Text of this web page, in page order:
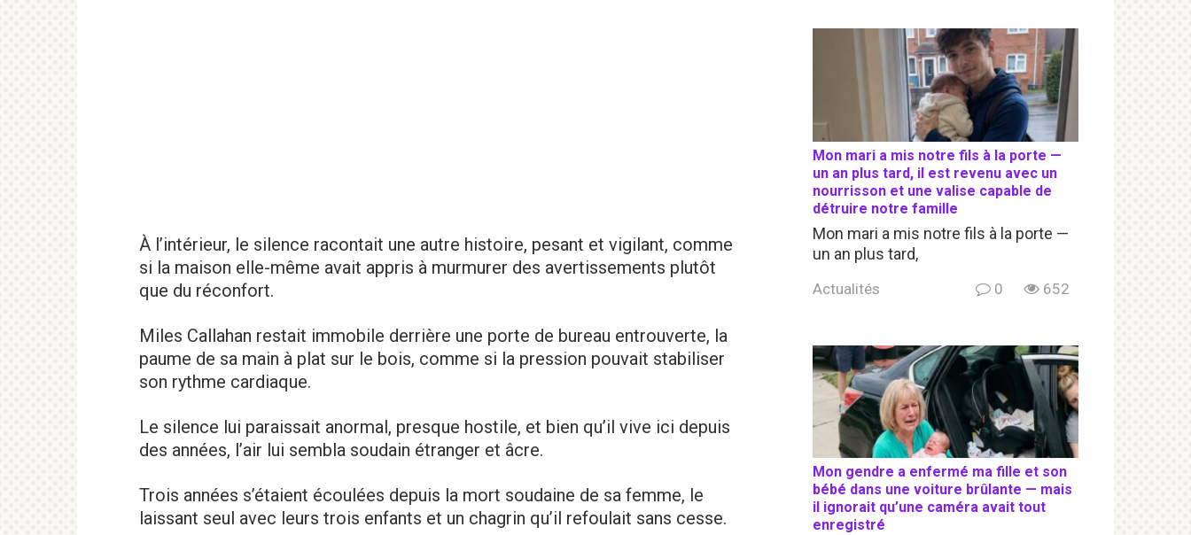
À l’intérieur, le silence racontait une autre histoire, pesant et vigilant, comme
si la maison elle-même avait appris à murmurer des avertissements plutôt
que du réconfort.
Miles Callahan restait immobile derrière une porte de bureau entrouverte, la
paume de sa main à plat sur le bois, comme si la pression pouvait stabiliser
son rythme cardiaque.
Le silence lui paraissait anormal, presque hostile, et bien qu’il vive ici depuis
des années, l’air lui sembla soudain étranger et âcre.
Trois années s’étaient écoulées depuis la mort soudaine de sa femme, le
laissant seul avec leurs trois enfants et un chagrin qu’il refoulait sans cesse.
Mon mari a mis notre fils à la porte —
un an plus tard, il est revenu avec un
nourrisson et une valise capable de
détruire notre famille
Mon mari a mis notre fils à la porte —
un an plus tard,
Actualités 0 652
Mon gendre a enfermé ma fille et son
bébé dans une voiture brûlante — mais
il ignorait qu’une caméra avait tout
enregistré